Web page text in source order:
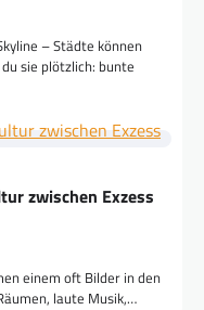
– Städte können
sie plötzlich: bunte
zwischen Exzess
einem oft Bilder in den
laute Musik,…